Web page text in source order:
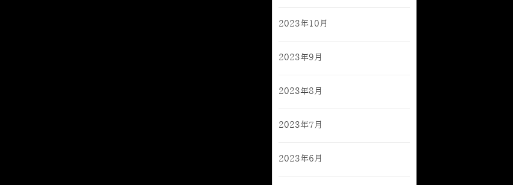
2023年10月
2023年9月
2023年8月
2023年7月
2023年6月